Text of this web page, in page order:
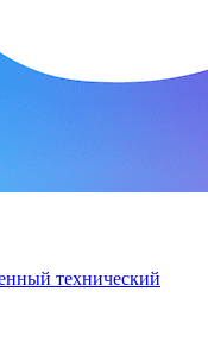
технический